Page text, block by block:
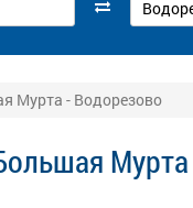
Мурта - Водорезово